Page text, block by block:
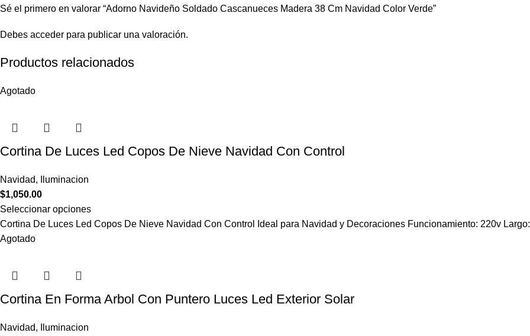
Sé el primero en valorar “Adorno Navideño Soldado Cascanueces Madera 38 Cm Navidad Color Verde”
Debes acceder para publicar una valoración.
Productos relacionados
Agotado
Cortina De Luces Led Copos De Nieve Navidad Con Control
Navidad,
Iluminacion
$1,050.00
Seleccionar opciones
Cortina De Luces Led Copos De Nieve Navidad Con Control Ideal para Navidad y Decoraciones Funcionamiento: 220v
Agotado
Cortina En Forma Arbol Con Puntero Luces Led Exterior Solar
Navidad,
Iluminacion